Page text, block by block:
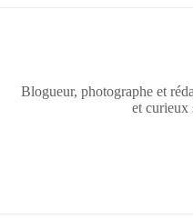
Blogueur, photographe et
et curieux